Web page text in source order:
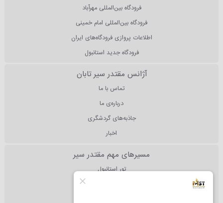
فرودگاه بین‌المللی مهرآباد
فرودگاه بین‌المللی امام خمینی
اطلاعات پروازی فرودگاه‌های ایران
فرودگاه جدید استانبول
آژانس مقتدر سیر تابان
تماس با ما
درباره‌ی ما
جاذبه‌های گردشگری
اخبار
مسیرهای مهم مقتدر سیر
تور استانبول